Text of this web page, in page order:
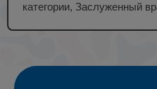
категории, Заслуженный